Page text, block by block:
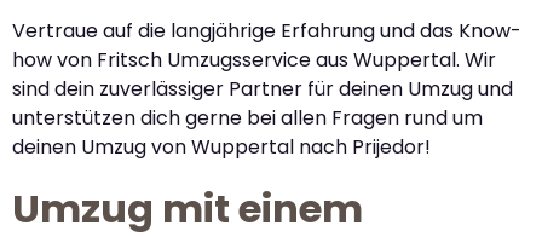
Vertraue auf die langjährige Erfahrung und das Know-
how von Fritsch Umzugsservice aus Wuppertal. Wir
sind dein zuverlässiger Partner für deinen Umzug und
unterstützen dich gerne bei allen Fragen rund um
deinen Umzug von Wuppertal nach Prijedor!
Umzug mit einem